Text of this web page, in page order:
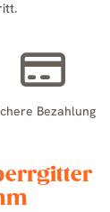
Bezahlung